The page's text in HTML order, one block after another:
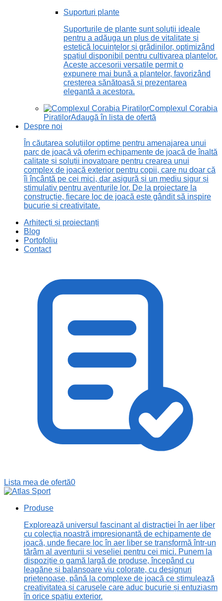
Suporturi plante
Suporturile de plante sunt soluții ideale
pentru a adăuga un plus de vitalitate și
estetică locuințelor și grădinilor, optimizând
spațiul disponibil pentru cultivarea plantelor.
Aceste accesorii versatile permit o
expunere mai bună a plantelor, favorizând
creșterea sănătoasă și prezentarea
elegantă a acestora.
Complexul Corabia
PiratilorAdaugă în lista de ofertă
Despre noi
În căutarea soluțiilor optime pentru amenajarea unui
parc de joacă vă oferim echipamente de joacă de înaltă
calitate și soluții inovatoare pentru crearea unui
complex de joacă exterior pentru copii, care nu doar că
îi încântă pe cei mici, dar asigură și un mediu sigur și
stimulativ pentru aventurile lor. De la proiectare la
construcție, fiecare loc de joacă este gândit să inspire
bucurie și creativitate.
Arhitecți și proiectanți
Blog
Portofoliu
Contact
Lista mea de ofertă0
Produse
Explorează universul fascinant al distracției în aer liber
cu colecția noastră impresionantă de echipamente de
joacă, unde fiecare loc în aer liber se transformă într-un
tărâm al aventurii și veseliei pentru cei mici. Punem la
dispoziție o gamă largă de produse, începând cu
leagăne și balansoare viu colorate, cu designuri
prietenoase, până la complexe de joacă ce stimulează
creativitatea și carusele care aduc bucurie și entuziasm
în orice spațiu exterior.